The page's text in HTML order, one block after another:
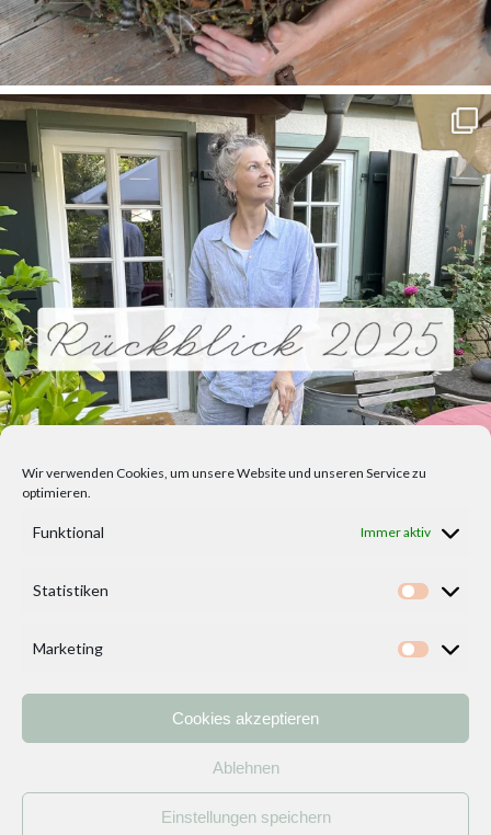
Wir verwenden Cookies, um unsere Website und unseren Service zu
optimieren.
Funktional Immer aktiv
Statistiken
Marketing
Cookies akzeptieren
Ablehnen
Einstellungen speichern
Kontakt
Impressum/ Datenschutzerklärung